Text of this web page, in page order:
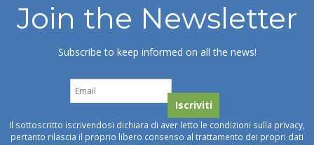
Join the Newsletter
Subscribe to keep informed on all the news!
Il sottoscritto iscrivendosi dichiara di aver letto le condizioni sulla privacy,
pertanto rilascia il proprio libero consenso al trattamento dei propri dati